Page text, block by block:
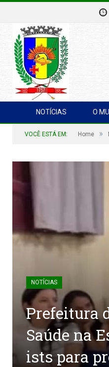
NOTÍCIAS O
VOCÊ ESTÁ EM: Home »
NOTÍCIAS
Prefeitura
Saúde na
ists para